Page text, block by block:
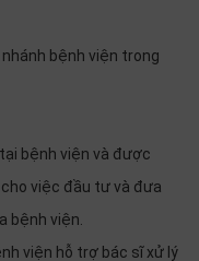
bệnh viện trong
bệnh viện và được
việc đầu tư và đưa
bệnh viện.
viện hỗ trợ bác sĩ xử lý